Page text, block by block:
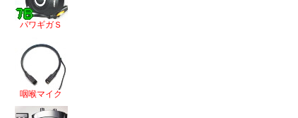
パワギガＳ
咽喉マイク